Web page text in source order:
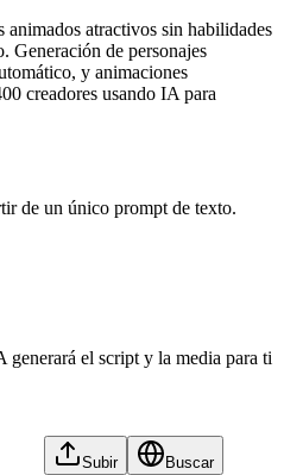
animados atractivos sin habilidades
Generación de personajes
y animaciones
creadores usando IA para
de un único prompt de texto.
el script y la media para ti
Subir Buscar